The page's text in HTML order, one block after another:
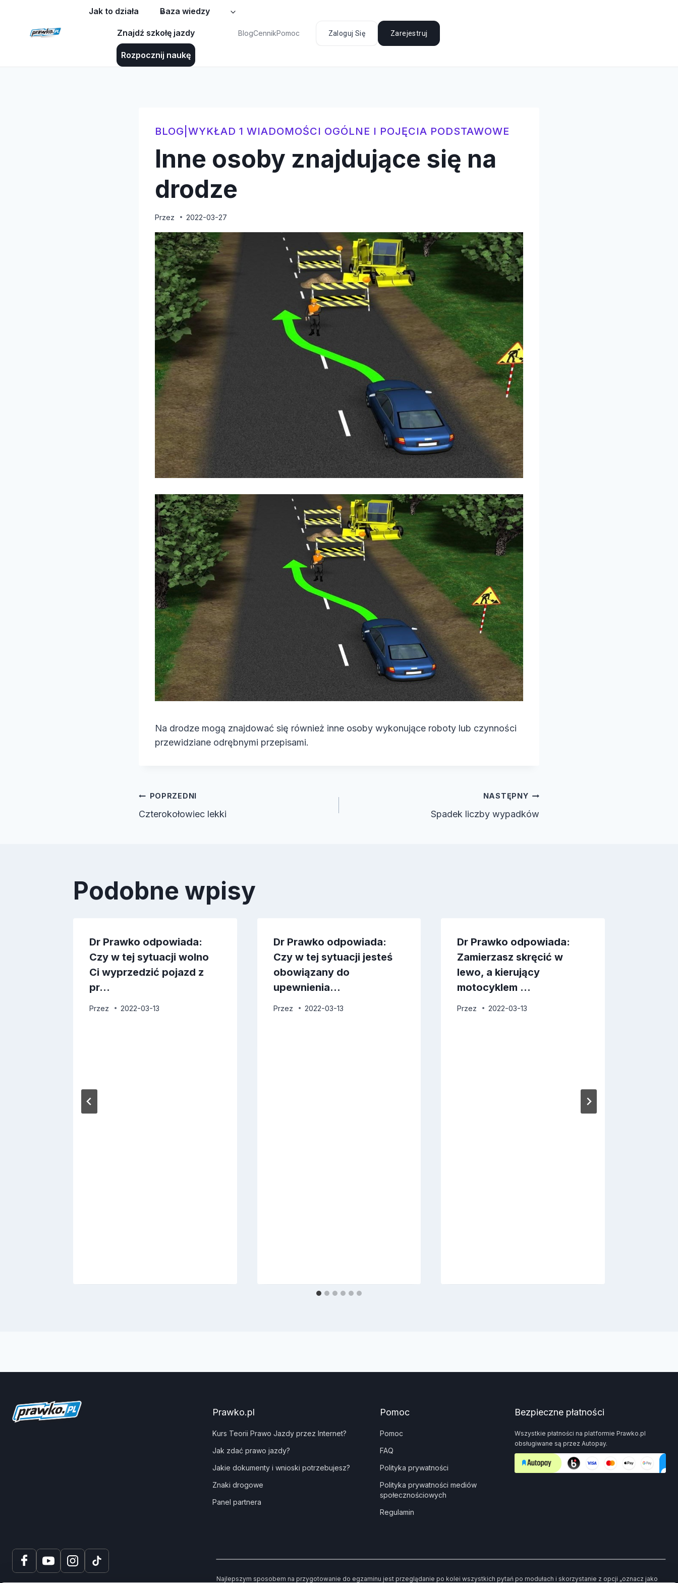
Jak to działa Baza wiedzy
Znajdź szkołę jazdy
Rozpocznij naukę
BlogCennikPomoc Zaloguj Się Zarejestruj
BLOG WYKŁAD 1 WIADOMOŚCI OGÓLNE I POJĘCIA PODSTAWOWE
Inne osoby znajdujące się na
drodze
Przez 2022-03-27
Na drodze mogą znajdować się również inne osoby wykonujące roboty lub czynności
przewidziane odrębnymi przepisami.
Nawigacja
POPRZEDNI
Czterokołowiec lekki
NASTĘPNY
Spadek liczby wypadków
Podobne wpisy
Dr Prawko odpowiada:
Czy w tej sytuacji wolno
Ci wyprzedzić pojazd z
pr…
Przez 2022-03-13
Dr Prawko odpowiada:
Czy w tej sytuacji jesteś
obowiązany do
upewnienia…
Przez 2022-03-13
Dr Prawko odpowiada:
Zamierzasz skręcić w
lewo, a kierujący
motocyklem …
Przez 2022-03-13
Prawko.pl
Kurs Teorii Prawo Jazdy przez Internet?
Jak zdać prawo jazdy?
Jakie dokumenty i wnioski potrzebujesz?
Znaki drogowe
Panel partnera
Pomoc
Pomoc
FAQ
Polityka prywatności
Polityka prywatności mediów
społecznościowych
Regulamin
Bezpieczne płatności
Wszystkie płatności na platformie Prawko.pl
obsługiwane są przez Autopay.
Najlepszym sposobem na przygotowanie do egzaminu jest przeglądanie po kolei wszystkich pytań po modułach i skorzystanie z opcji „oznacz jako